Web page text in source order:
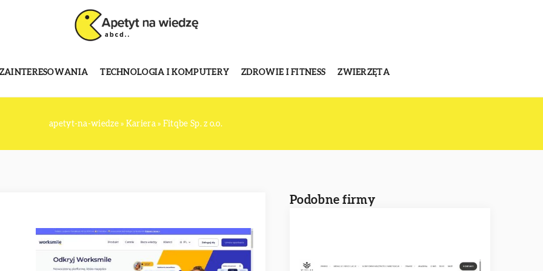
TECHNOLOGIA I KOMPUTERY ZDROWIE I FITNESS ZWIERZĘTA
apetyt-na-wiedze» Kariera» Fitqbe Sp. z o.o.
Podobne firmy